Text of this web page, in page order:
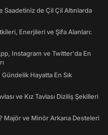
Saadetiniz de Çil Çil Altınlarda
Enerjileri ve Şifa Alanları:
Instagram ve Twitter'da En
Hayatta En Sık
ve Kız Tavlası Diziliş Şekilleri
Majör ve Minör Arkana Desteleri